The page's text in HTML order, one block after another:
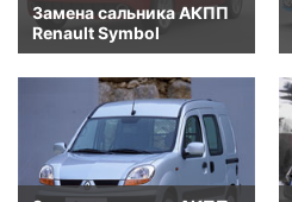
Замена сальника АКПП
Renault Symbol